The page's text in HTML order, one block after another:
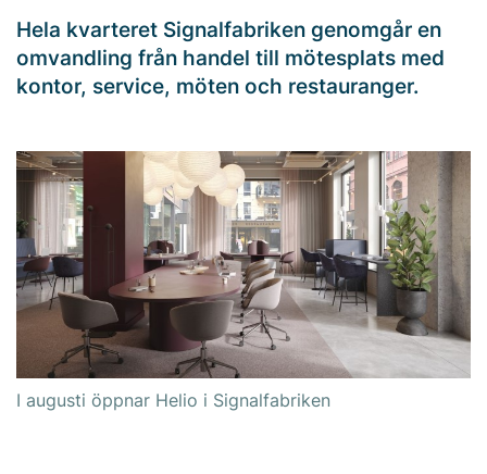
Hela kvarteret Signalfabriken genomgår en
omvandling från handel till mötesplats med
kontor, service, möten och restauranger.
I augusti öppnar Helio i Signalfabriken